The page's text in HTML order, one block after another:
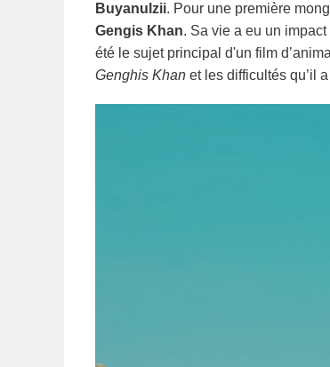
Buyanulzii. Pour une première
Gengis Khan. Sa vie a eu un
été le sujet principal d'un film
Genghis Khan et les difficultés qu’il